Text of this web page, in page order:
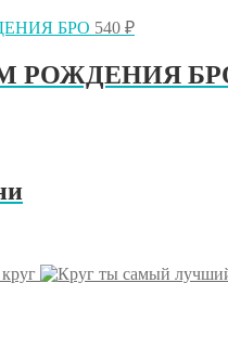
540 ₽
РОЖДЕНИЯ